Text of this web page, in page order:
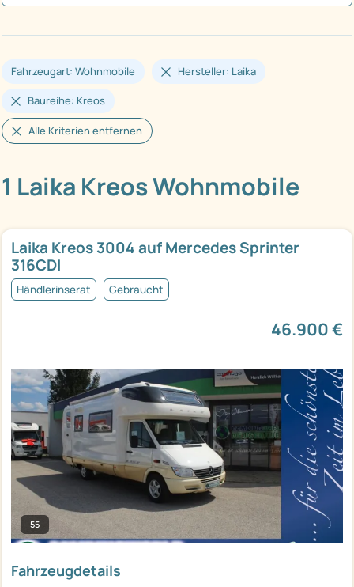
Fahrzeugart: Wohnmobile Hersteller: Laika
Baureihe: Kreos
Alle Kriterien entfernen
1 Laika Kreos Wohnmobile
Laika Kreos 3004 auf Mercedes Sprinter
316CDI
Händlerinserat Gebraucht
46.900 €
55
Fahrzeugdetails